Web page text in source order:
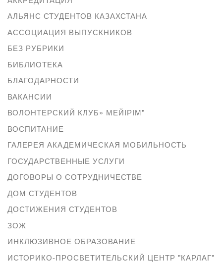
АЛЬЯНС СТУДЕНТОВ КАЗАХСТАНА
АССОЦИАЦИЯ ВЫПУСКНИКОВ
БЕЗ РУБРИКИ
БИБЛИОТЕКА
БЛАГОДАРНОСТИ
ВАКАНСИИ
ВОЛОНТЕРСКИЙ КЛУБ» МЕЙІРІМ"
ВОСПИТАНИЕ
ГАЛЕРЕЯ АКАДЕМИЧЕСКАЯ МОБИЛЬНОСТЬ
ГОСУДАРСТВЕННЫЕ УСЛУГИ
ДОГОВОРЫ О СОТРУДНИЧЕСТВЕ
ДОМ СТУДЕНТОВ
ДОСТИЖЕНИЯ СТУДЕНТОВ
ЗОЖ
ИНКЛЮЗИВНОЕ ОБРАЗОВАНИЕ
ИСТОРИКО-ПРОСВЕТИТЕЛЬСКИЙ ЦЕНТР "КАРЛАГ"